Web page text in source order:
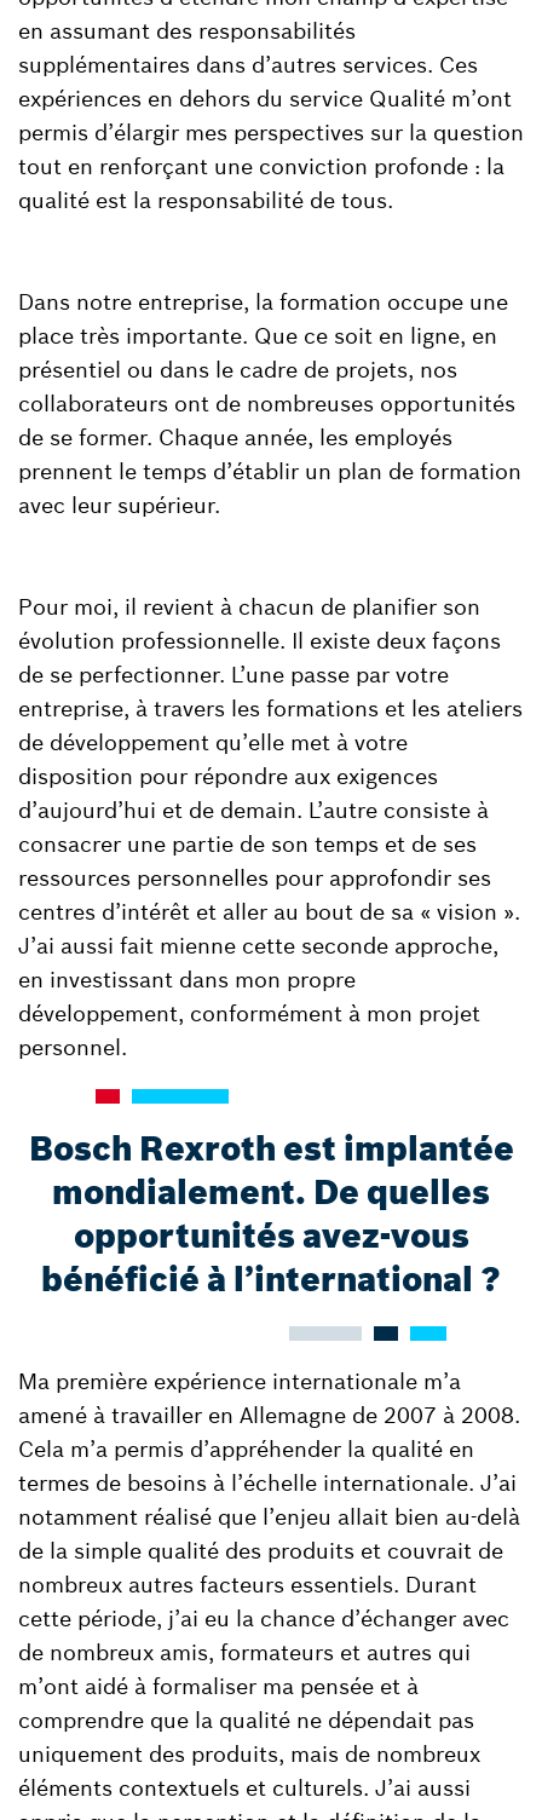
en assumant des responsabilités
supplémentaires dans d’autres services. Ces
expériences en dehors du service Qualité m’ont
permis d’élargir mes perspectives sur la question
tout en renforçant une conviction profonde : la
qualité est la responsabilité de tous.
Dans notre entreprise, la formation occupe une
place très importante. Que ce soit en ligne, en
présentiel ou dans le cadre de projets, nos
collaborateurs ont de nombreuses opportunités
de se former. Chaque année, les employés
prennent le temps d’établir un plan de formation
avec leur supérieur.
Pour moi, il revient à chacun de planifier son
évolution professionnelle. Il existe deux façons
de se perfectionner. L’une passe par votre
entreprise, à travers les formations et les ateliers
de développement qu’elle met à votre
disposition pour répondre aux exigences
d’aujourd’hui et de demain. L’autre consiste à
consacrer une partie de son temps et de ses
ressources personnelles pour approfondir ses
centres d’intérêt et aller au bout de sa « vision ».
J’ai aussi fait mienne cette seconde approche,
en investissant dans mon propre
développement, conformément à mon projet
personnel.
Bosch Rexroth est implantée
mondialement. De quelles
opportunités avez-vous
bénéficié à l’international ?
Ma première expérience internationale m’a
amené à travailler en Allemagne de 2007 à 2008.
Cela m’a permis d’appréhender la qualité en
termes de besoins à l’échelle internationale. J’ai
notamment réalisé que l’enjeu allait bien au-delà
de la simple qualité des produits et couvrait de
nombreux autres facteurs essentiels. Durant
cette période, j’ai eu la chance d’échanger avec
de nombreux amis, formateurs et autres qui
m’ont aidé à formaliser ma pensée et à
comprendre que la qualité ne dépendait pas
uniquement des produits, mais de nombreux
éléments contextuels et culturels. J’ai aussi